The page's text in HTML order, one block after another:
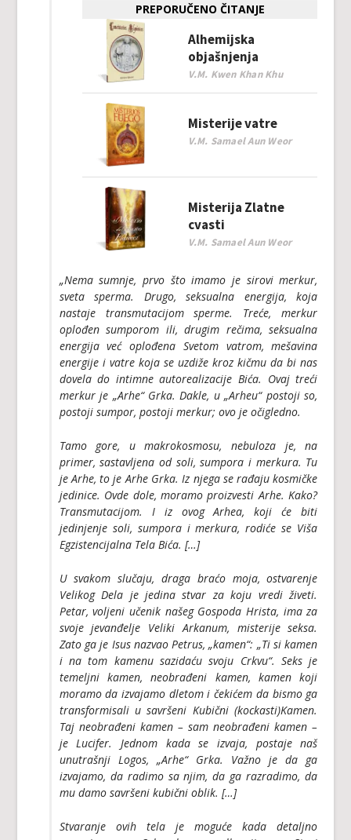
PREPORUČENO ČITANJE
Alhemijska
objašnjenja
V.M. Kwen Khan Khu
Misterije vatre
V.M. Samael Aun Weor
Misterija Zlatne
cvasti
V.M. Samael Aun Weor
„Nema sumnje, prvo što imamo je sirovi merkur,
sveta sperma. Drugo, seksualna energija, koja
nastaje transmutacijom sperme. Treće, merkur
oplođen sumporom ili, drugim rečima, seksualna
energija već oplođena Svetom vatrom, mešavina
energije i vatre koja se uzdiže kroz kičmu da bi nas
dovela do intimne autorealizacije Bića. Ovaj treći
merkur je „Arhe“ Grka. Dakle, u „Arheu“ postoji so,
postoji sumpor, postoji merkur; ovo je očigledno.
Tamo gore, u makrokosmosu, nebuloza je, na
primer, sastavljena od soli, sumpora i merkura. Tu
jeArhe, to jeArheGrka. Iz njega se rađaju kosmičke
jedinice. Ovde dole, moramo proizvestiArhe. Kako?
Transmutacijom. I iz ovogArhea, koji će biti
jedinjenje soli, sumpora i merkura, rodiće se Viša
Egzistencijalna Tela Bića. […]
U svakom slučaju, draga braćo moja, ostvarenje
Velikog Dela je jedina stvar za koju vredi živeti.
Petar, voljeni učenik našeg Gospoda Hrista, ima za
svoje jevanđelje Veliki Arkanum, misterije seksa.
Zato ga je Isus nazvao Petrus, „kamen“: „Ti si kamen
i na tom kamenu sazidaću svoju Crkvu“. Seks je
temeljni kamen, neobrađeni kamen, kamen koji
moramo da izvajamo dletom i čekićem da bismo ga
transformisali u savršeni Kubični (kockasti)Kamen.
Taj neobrađeni kamen – sam neobrađeni kamen –
je Lucifer. Jednom kada se izvaja, postaje naš
unutrašnji Logos, „Arhe“ Grka. Važno je da ga
izvajamo, da radimo sa njim, da ga razradimo, da
mu damo savršeni kubični oblik. […]
Stvaranje ovih tela je moguće kada detaljno